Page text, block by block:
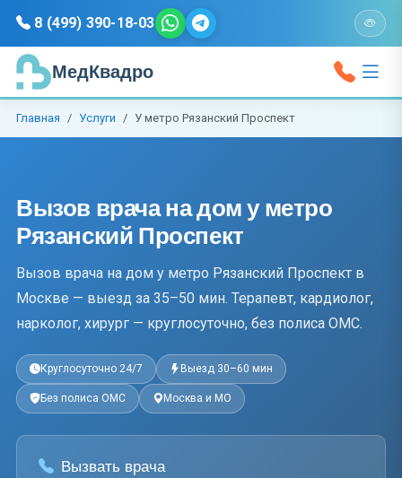
8 (499) 390-18-03
МедКвадро
Главная Услуги У метро Рязанский Проспект
Вызов врача на дом у метро
Рязанский Проспект
Вызов врача на дом у метро Рязанский Проспект в
Москве — выезд за 35–50 мин. Терапевт, кардиолог,
нарколог, хирург — круглосуточно, без полиса ОМС.
Круглосуточно 24/7 Выезд 30–60 мин
Без полиса ОМС Москва и МО
Вызвать врача